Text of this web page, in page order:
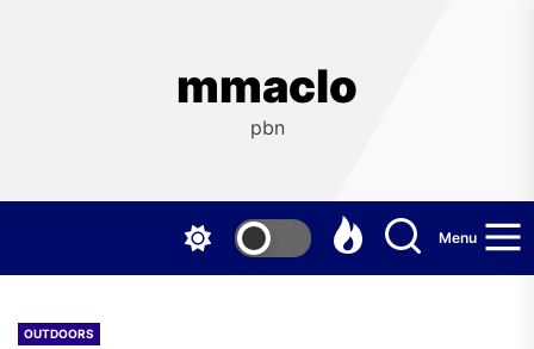
mmaclo
pbn
Menu
OUTDOORS